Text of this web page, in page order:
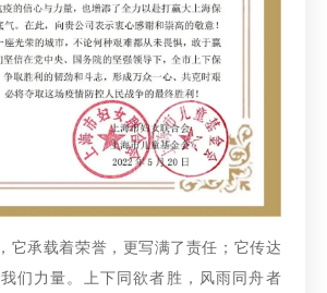
它承载着荣誉，更写满了责任；它传达
们力量。上下同欲者胜，风雨同舟者